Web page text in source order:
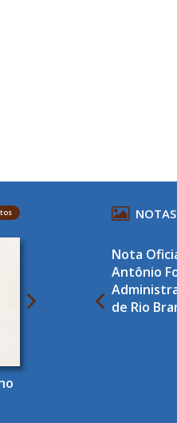
Nota
Antônio
de Rio